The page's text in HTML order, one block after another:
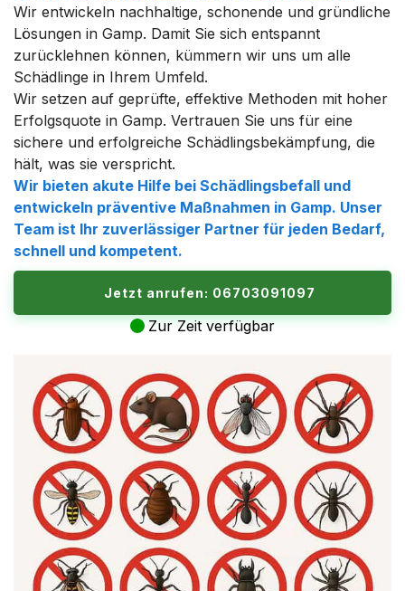
Wir entwickeln nachhaltige, schonende und gründliche
Lösungen in Gamp. Damit Sie sich entspannt
zurücklehnen können, kümmern wir uns um alle
Schädlinge in Ihrem Umfeld.
Wir setzen auf geprüfte, effektive Methoden mit hoher
Erfolgsquote in Gamp. Vertrauen Sie uns für eine
sichere und erfolgreiche Schädlingsbekämpfung, die
hält, was sie verspricht.
Wir bieten akute Hilfe bei Schädlingsbefall und
entwickeln präventive Maßnahmen in Gamp. Unser
Team ist Ihr zuverlässiger Partner für jeden Bedarf,
schnell und kompetent.
Jetzt anrufen: 06703091097
Zur Zeit verfügbar